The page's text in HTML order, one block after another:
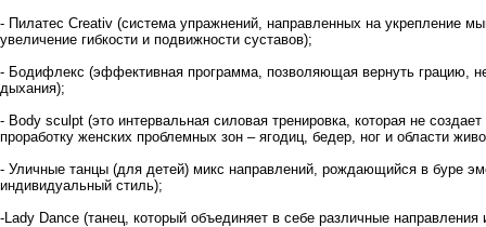
- Пилатес Creativ (система упражнений, направленных на укрепление
увеличение гибкости и подвижности суставов);
- Бодифлекс (эффективная программа, позволяющая вернуть грацию,
дыхания);
- Body sculpt (это интервальная силовая тренировка, которая не
проработку женских проблемных зон – ягодиц, бедер, ног и области
- Уличные танцы (для детей) микс направлений, рождающийся в буре
индивидуальный стиль);
- Lady Dance (танец, который объединяет в себе различные